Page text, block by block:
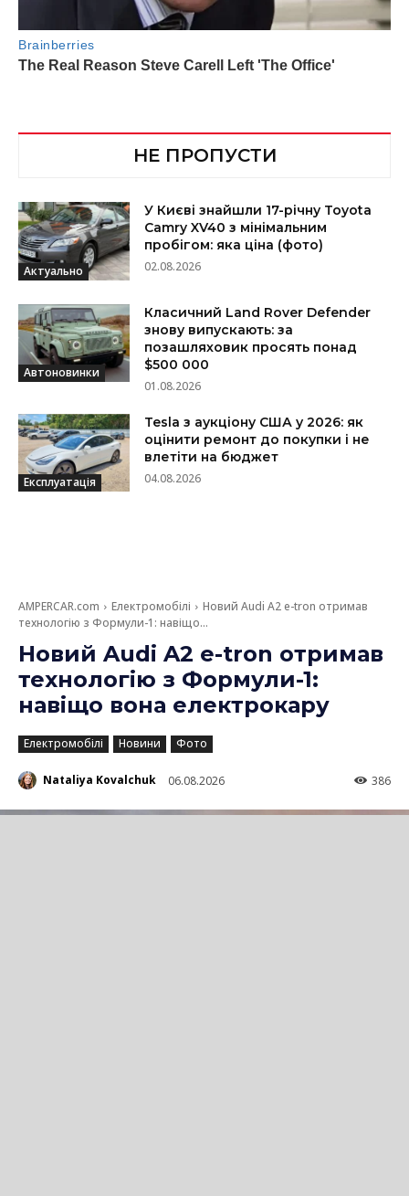
НЕ ПРОПУСТИ
Актуально
У Києві знайшли 17-річну Toyota
Camry XV40 з мінімальним
пробігом: яка ціна (фото)
02.08.2026
Автоновинки
Класичний Land Rover Defender
знову випускають: за
позашляховик просять понад
$500 000
01.08.2026
Експлуатація
Tesla з аукціону США у 2026: як
оцінити ремонт до покупки і не
влетіти на бюджет
04.08.2026